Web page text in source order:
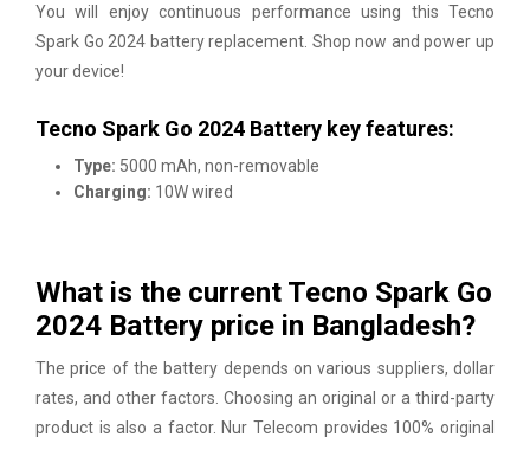
You will enjoy continuous performance using this Tecno
Spark Go 2024 battery replacement. Shop now and power up
your device!
Tecno Spark Go 2024 Battery key features:
Type: 5000 mAh, non-removable
Charging: 10W wired
What is the current Tecno Spark Go
2024 Battery price in Bangladesh?
The price of the battery depends on various suppliers, dollar
rates, and other factors. Choosing an original or a third-party
product is also a factor. Nur Telecom provides 100% original